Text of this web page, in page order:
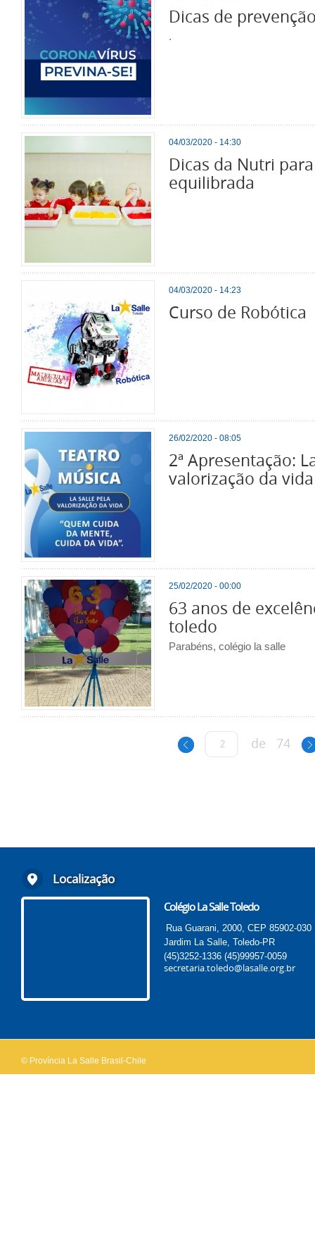
Dicas de
.
04/03/2020 - 14:30
Dicas da Nutri
equilibrada
04/03/2020 - 14:23
Curso de Robótica
26/02/2020 - 08:05
2ª Apresentação:
valorização da vida
25/02/2020 - 00:00
63 anos de
toledo
Parabéns, colégio la salle
de 74
Localização
Colégio La Salle Toledo
Rua Guarani, 2000, CEP 85902-030
Jardim La Salle, Toledo-PR
(45)3252-1336 (45)99957-0059
secretaria.toledo@lasalle.org.br
© Província La Salle Brasil-Chile